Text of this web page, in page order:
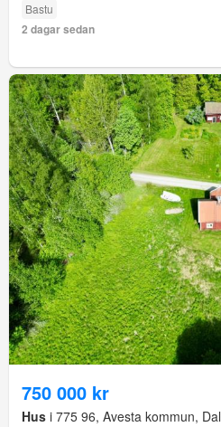
Bastu
2 dagar sedan
750 000 kr
Hus i 775 96, Avesta kommun,